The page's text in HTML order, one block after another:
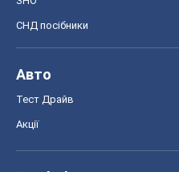
СНД посібники
Авто
Тест Драйв
Акції